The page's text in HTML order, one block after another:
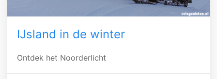
IJsland in de winter
Ontdek het Noorderlicht